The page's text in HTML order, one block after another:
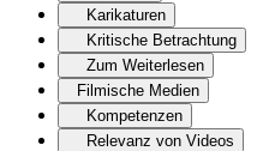
Karikaturen
Kritische Betrachtung
Zum Weiterlesen
Filmische Medien
Kompetenzen
Relevanz von Videos